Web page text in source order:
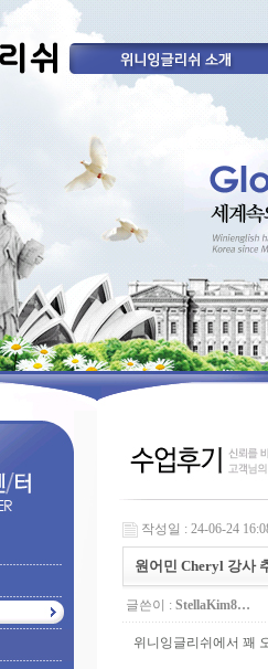
작성일 : 24-06-24
원어민 Cheryl 강사
글쓴이 : StellaKim8…
위니잉글리쉬에서 꽤